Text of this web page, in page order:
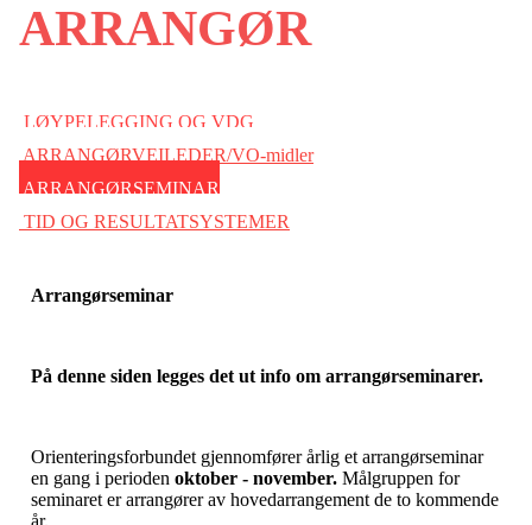
ARRANGØR
LØYPELEGGING OG VDG
ARRANGØRVEILEDER/VO-midler
ARRANGØRSEMINAR
TID OG RESULTATSYSTEMER
Arrangørseminar
På denne siden legges det ut info om arrangørseminarer.
Orienteringsforbundet gjennomfører årlig et arrangørseminar
en gang i perioden oktober - november. Målgruppen for
seminaret er arrangører av hovedarrangement de to kommende
år.